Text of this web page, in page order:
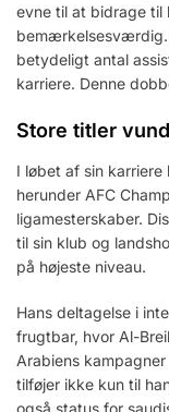
evne til at bidrage til
bemærkelsesværdig.
betydeligt antal
karriere. Denne
Store titler
I løbet af sin
herunder AFC
ligamesterskaber.
til sin klub og
på højeste niveau.
Hans deltagelse i
frugtbar, hvor Al-
Arabiens
tilføjer ikke kun til
også status for